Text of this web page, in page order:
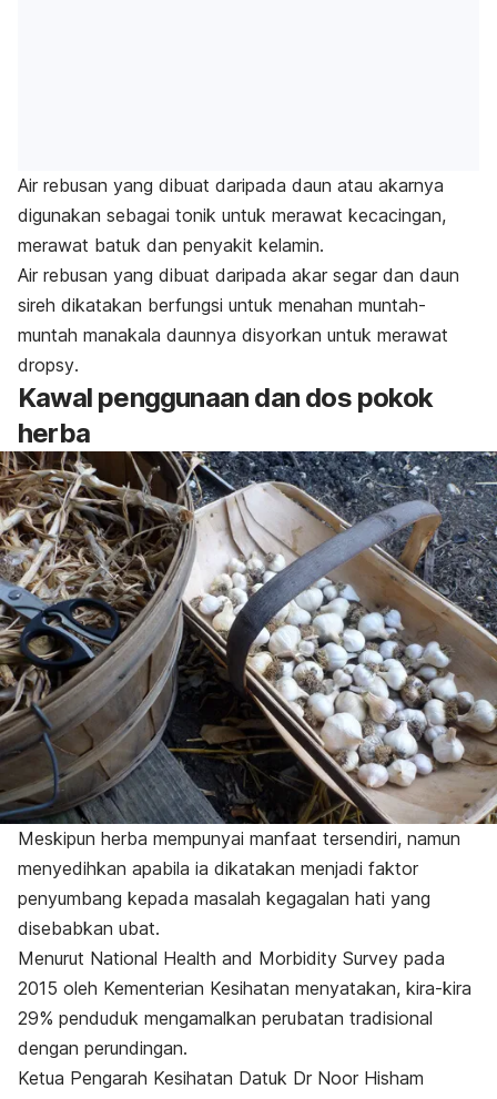
Air rebusan yang dibuat daripada daun atau akarnya
digunakan sebagai tonik untuk merawat kecacingan,
merawat batuk dan penyakit kelamin.
Air rebusan yang dibuat daripada akar segar dan daun
sireh dikatakan berfungsi untuk menahan muntah-
muntah manakala daunnya disyorkan untuk merawat
dropsy.
Kawal penggunaan dan dos pokok
herba
Meskipun herba mempunyai manfaat tersendiri, namun
menyedihkan apabila ia dikatakan menjadi faktor
penyumbang kepada masalah kegagalan hati yang
disebabkan ubat.
Menurut National Health and Morbidity Survey pada
2015 oleh Kementerian Kesihatan menyatakan, kira-kira
29% penduduk mengamalkan perubatan tradisional
dengan perundingan.
Ketua Pengarah Kesihatan Datuk Dr Noor Hisham